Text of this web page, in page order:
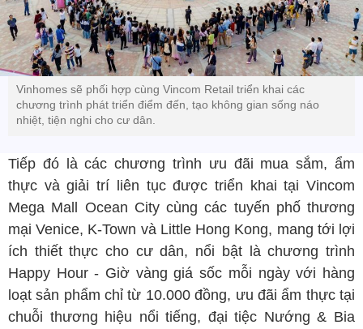
Vinhomes sẽ phối hợp cùng Vincom Retail triển khai các
chương trình phát triển điểm đến, tạo không gian sống náo
nhiệt, tiện nghi cho cư dân.
Tiếp đó là các chương trình ưu đãi mua sắm, ẩm
thực và giải trí liên tục được triển khai tại Vincom
Mega Mall Ocean City cùng các tuyến phố thương
mại Venice, K-Town và Little Hong Kong, mang tới lợi
ích thiết thực cho cư dân, nổi bật là chương trình
Happy Hour - Giờ vàng giá sốc mỗi ngày với hàng
loạt sản phẩm chỉ từ 10.000 đồng, ưu đãi ẩm thực tại
chuỗi thương hiệu nổi tiếng, đại tiệc Nướng & Bia